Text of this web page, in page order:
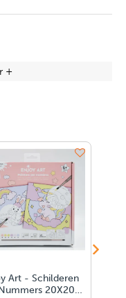
+
Art - Schilderen
20X20